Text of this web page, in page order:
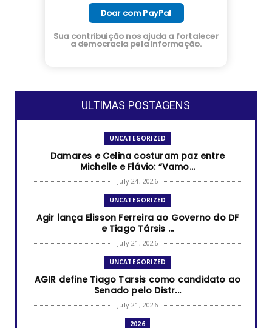
Doar com PayPal
Sua contribuição nos ajuda a fortalecer
a democracia pela informação.
ULTIMAS POSTAGENS
UNCATEGORIZED
Damares e Celina costuram paz entre
Michelle e Flávio: “Vamo...
July 24, 2026
UNCATEGORIZED
Agir lança Elisson Ferreira ao Governo do DF
e Tiago Társis ...
July 21, 2026
UNCATEGORIZED
AGIR define Tiago Tarsis como candidato ao
Senado pelo Distr...
July 21, 2026
2026